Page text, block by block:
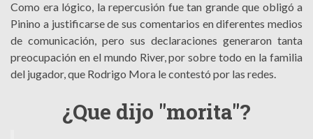
Como era lógico, la repercusión fue tan grande que obligó a
Pinino a justificarse de sus comentarios en diferentes medios
de comunicación, pero sus declaraciones generaron tanta
preocupación en el mundo River, por sobre todo en la familia
del jugador, que Rodrigo Mora le contestó por las redes.
¿Que dijo "morita"?